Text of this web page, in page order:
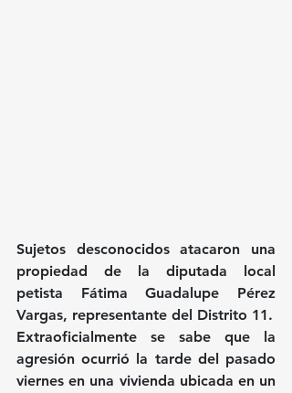
Sujetos desconocidos atacaron una
propiedad de la diputada local
petista Fátima Guadalupe Pérez
Vargas, representante del Distrito 11.
Extraoficialmente se sabe que la
agresión ocurrió la tarde del pasado
viernes en una vivienda ubicada en un